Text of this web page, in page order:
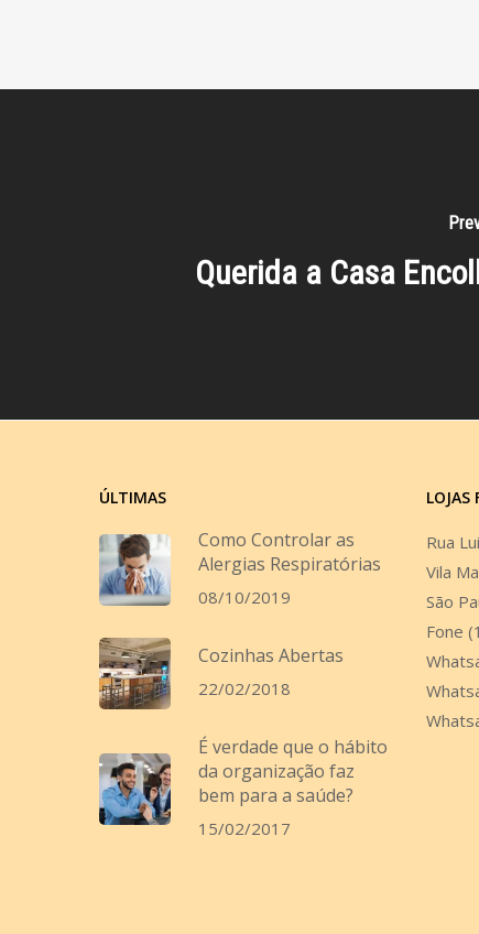
Querida a Casa
ÚLTIMAS
Como Controlar as
Alergias Respiratórias
08/10/2019
Cozinhas Abertas
22/02/2018
É verdade que o hábito
da organização faz
bem para a saúde?
15/02/2017
LOJAS
Rua
Vila
São
Fone